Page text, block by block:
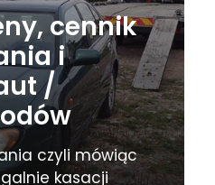
cennik
i
/
czyli mówiąc
kasacji